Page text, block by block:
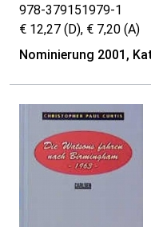
978-379151979-1
€ 12,27 (D), € 7,20 (A)
Nominierung 2001,